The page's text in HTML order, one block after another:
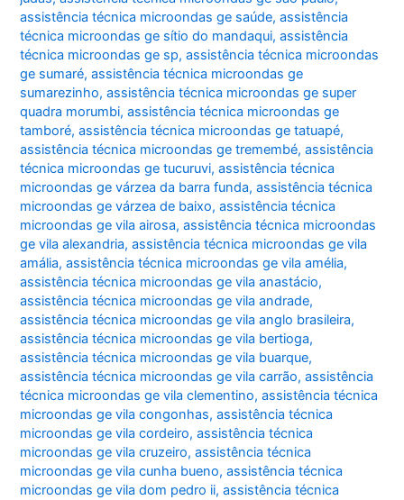
assistência técnica microondas ge saúde,assistência
técnica microondas ge sítio do mandaqui,assistência
técnica microondas ge sp,assistência técnica microondas
ge sumaré,assistência técnica microondas ge
sumarezinho,assistência técnica microondas ge super
quadra morumbi,assistência técnica microondas ge
tamboré,assistência técnica microondas ge tatuapé,
assistência técnica microondas ge tremembé,assistência
técnica microondas ge tucuruvi,assistência técnica
microondas ge várzea da barra funda,assistência técnica
microondas ge várzea de baixo,assistência técnica
microondas ge vila airosa,assistência técnica microondas
ge vila alexandria,assistência técnica microondas ge vila
amália,assistência técnica microondas ge vila amélia,
assistência técnica microondas ge vila anastácio,
assistência técnica microondas ge vila andrade,
assistência técnica microondas ge vila anglo brasileira,
assistência técnica microondas ge vila bertioga,
assistência técnica microondas ge vila buarque,
assistência técnica microondas ge vila carrão,assistência
técnica microondas ge vila clementino,assistência técnica
microondas ge vila congonhas,assistência técnica
microondas ge vila cordeiro,assistência técnica
microondas ge vila cruzeiro,assistência técnica
microondas ge vila cunha bueno,assistência técnica
microondas ge vila dom pedro ii,assistência técnica